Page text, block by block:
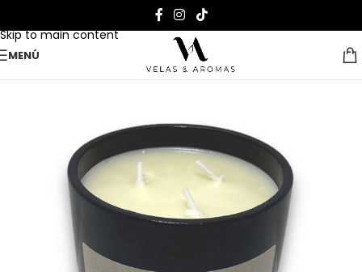
Skip to main content
MENÚ